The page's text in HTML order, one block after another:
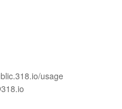
usage